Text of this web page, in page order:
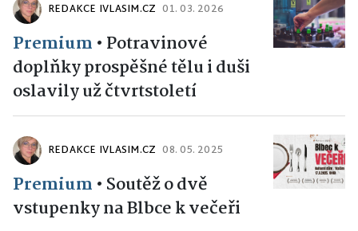
REDAKCE IVLASIM.CZ 01. 03. 2026
Premium • Potravinové
doplňky prospěšné tělu i duši
oslavily už čtvrtstoletí
REDAKCE IVLASIM.CZ 08. 05. 2025
Premium • Soutěž o dvě
vstupenky na Blbce k večeři